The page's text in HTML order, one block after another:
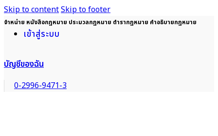
Skip to contentSkip to footer
จำหน่าย หนังสือกฎหมาย ประมวลกฎหมาย ตำรากฎหมาย คำอธิบายกฎหมาย
เข้าสู่ระบบ
บัญชีของฉัน
0-2996-9471-3